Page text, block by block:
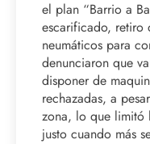
el plan “Barrio a
escarificado, retiro
neumáticos para
denunciaron que
disponer de
rechazadas, a
zona, lo que limitó
justo cuando más